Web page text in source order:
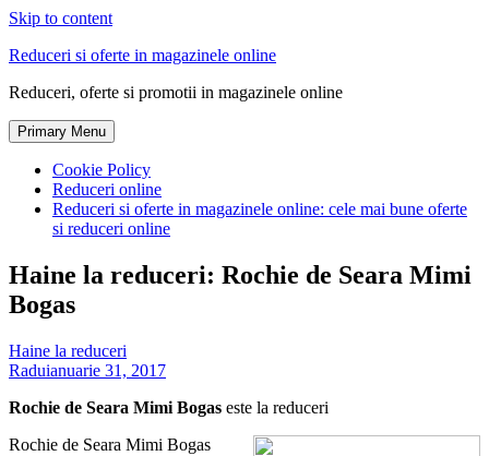
Skip to content
Reduceri si oferte in magazinele online
Reduceri, oferte si promotii in magazinele online
Primary Menu
Cookie Policy
Reduceri online
Reduceri si oferte in magazinele online: cele mai bune oferte
si reduceri online
Haine la reduceri: Rochie de Seara Mimi
Bogas
Haine la reduceri
Raduianuarie 31, 2017
Rochie de Seara Mimi Bogas este la reduceri
Rochie de Seara Mimi Bogas